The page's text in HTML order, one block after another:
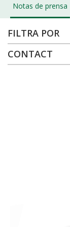
Notas de prensa
FILTRA POR
CONTACT